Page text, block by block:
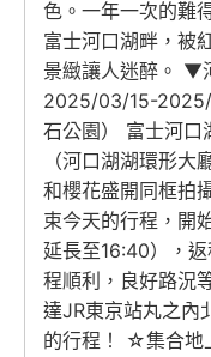
色。一年一次的難
富士河口湖畔，被
景緻讓人迷醉。 ▼
2025/03/15-2025/
石公園） 富士河口
（河口湖湖環形
和櫻花盛開同框拍
束今天的行程，開
延長至16:40），
程順利，良好路況
達JR東京站丸之內
的行程！ ☆集合地